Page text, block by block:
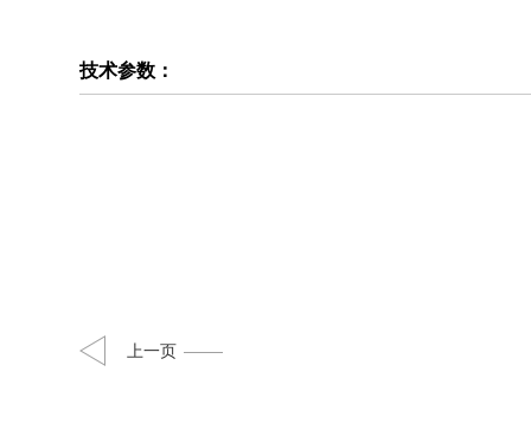
技术参数：
上一页